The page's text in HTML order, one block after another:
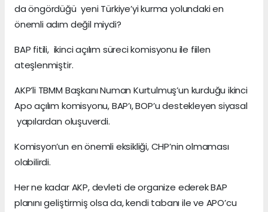
da öngördüğü yeni Türkiye’yi kurma yolundaki en
önemli adım değil miydi?
BAP fitili, ikinci açılım süreci komisyonu ile fiilen
ateşlenmiştir.
AKP’li TBMM Başkanı Numan Kurtulmuş’un kurduğu ikinci
Apo açılım komisyonu, BAP’ı, BOP’u destekleyen siyasal
yapılardan oluşuverdi.
Komisyon’un en önemli eksikliği, CHP’nin olmaması
olabilirdi.
Her ne kadar AKP, devleti de organize ederek BAP
planını geliştirmiş olsa da, kendi tabanı ile ve APO’cu